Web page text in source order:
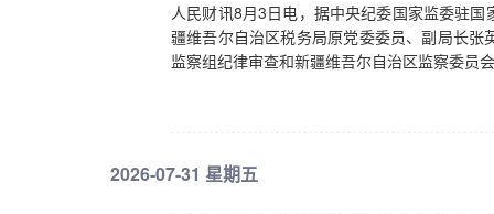
人民财讯8月3日电，据中央纪委国家监委驻
疆维吾尔自治区税务局原党委委员、副局长
监察组纪律审查和新疆维吾尔自治区监察委员
2026-07-31 星期五